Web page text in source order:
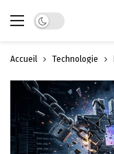
Dark mode
Accueil Technologie